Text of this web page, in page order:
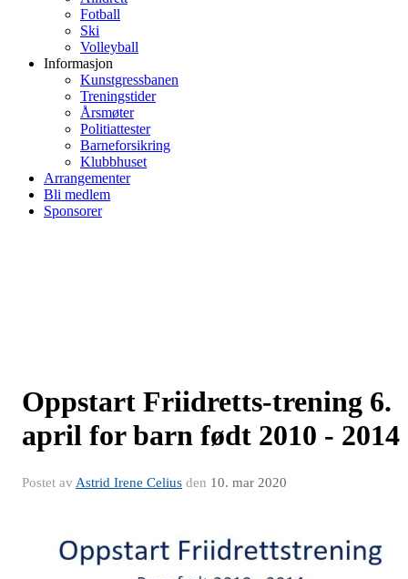
Fotball
Ski
Volleyball
Informasjon
Kunstgressbanen
Treningstider
Årsmøter
Politiattester
Barneforsikring
Klubbhuset
Arrangementer
Bli medlem
Sponsorer
Oppstart Friidretts-trening 6.
april for barn født 2010 - 2014
Postet av Astrid Irene Celius den 10. mar 2020